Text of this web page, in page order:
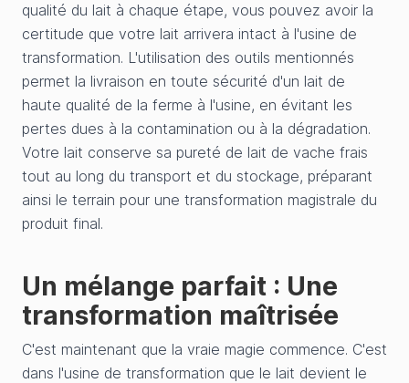
qualité du lait à chaque étape, vous pouvez avoir la
certitude que votre lait arrivera intact à l'usine de
transformation. L'utilisation des outils mentionnés
permet la livraison en toute sécurité d'un lait de
haute qualité de la ferme à l'usine, en évitant les
pertes dues à la contamination ou à la dégradation.
Votre lait conserve sa pureté de lait de vache frais
tout au long du transport et du stockage, préparant
ainsi le terrain pour une transformation magistrale du
produit final.
Un mélange parfait : Une
transformation maîtrisée
C'est maintenant que la vraie magie commence. C'est
dans l'usine de transformation que le lait devient le